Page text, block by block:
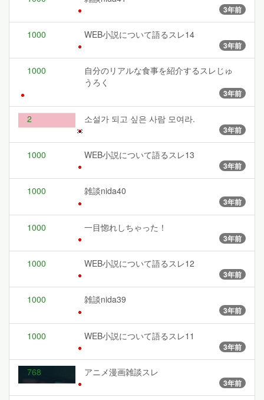
3年前
1000 WEB小説について語るスレ14
3年前
1000
自分のリアルな食事を紹介するスレじゅ
うろく
3年前
2 소설가 되고 싶은 사람 모여라.
3年前
1000 WEB小説について語るスレ13
3年前
1000 雑談nida40
3年前
1000 一目惚れしちゃった！
3年前
1000 WEB小説について語るスレ12
3年前
1000 雑談nida39
3年前
1000 WEB小説について語るスレ11
3年前
768 アニメ漫画雑談スレ
3年前